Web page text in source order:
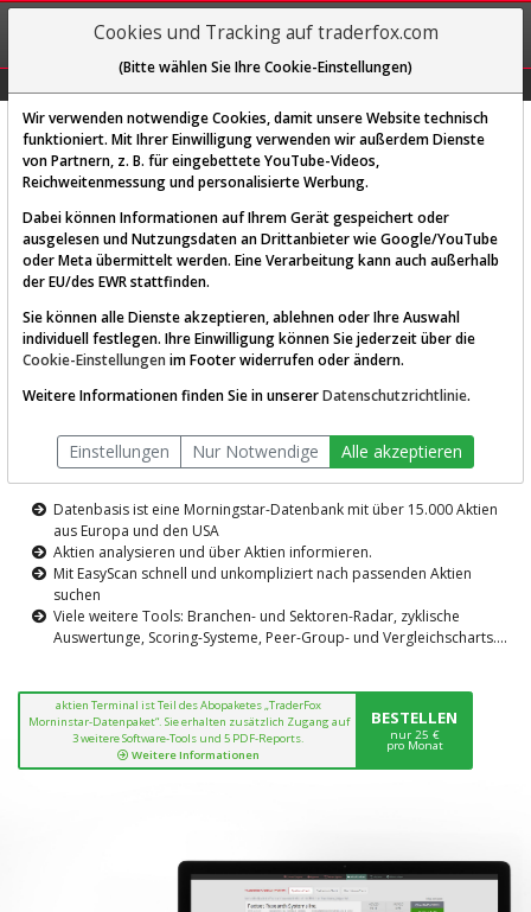
REGIS-
TRIEREN
Diese Funktion ist nur für
AKTIEN-TERMINAL
Die Aktienanalyse-Plattform von
TraderFox
Datenbasis ist eine Morningstar-Datenbank mit über 15.000 Aktien
aus Europa und den USA
Aktien analysieren und über Aktien informieren.
Mit EasyScan schnell und unkompliziert nach passenden Aktien
suchen
Viele weitere Tools: Branchen- und Sektoren-Radar, zyklische
Auswertunge, Scoring-Systeme, Peer-Group- und Vergleichscharts....
aktien Terminal ist Teil des Abopaketes „TraderFox
Morninstar-Datenpaket“. Sie erhalten zusätzlich Zugang auf
3 weitere Software-Tools und 5 PDF-Reports.
Weitere Informationen
BESTELLEN
nur 25 €
pro Monat
Cookies und Tracking auf traderfox.com
(Bitte wählen Sie Ihre Cookie-Einstellungen)
Wir verwenden notwendige Cookies, damit unsere Website technisch
funktioniert. Mit Ihrer Einwilligung verwenden wir außerdem Dienste
von Partnern, z. B. für eingebettete YouTube-Videos,
Reichweitenmessung und personalisierte Werbung.
Dabei können Informationen auf Ihrem Gerät gespeichert oder
ausgelesen und Nutzungsdaten an Drittanbieter wie Google/YouTube
oder Meta übermittelt werden. Eine Verarbeitung kann auch außerhalb
der EU/des EWR stattfinden.
Sie können alle Dienste akzeptieren, ablehnen oder Ihre Auswahl
individuell festlegen. Ihre Einwilligung können Sie jederzeit über die
Cookie-Einstellungen im Footer widerrufen oder ändern.
Weitere Informationen finden Sie in unsererDatenschutzrichtlinie.
Einstellungen Nur Notwendige Alle akzeptieren